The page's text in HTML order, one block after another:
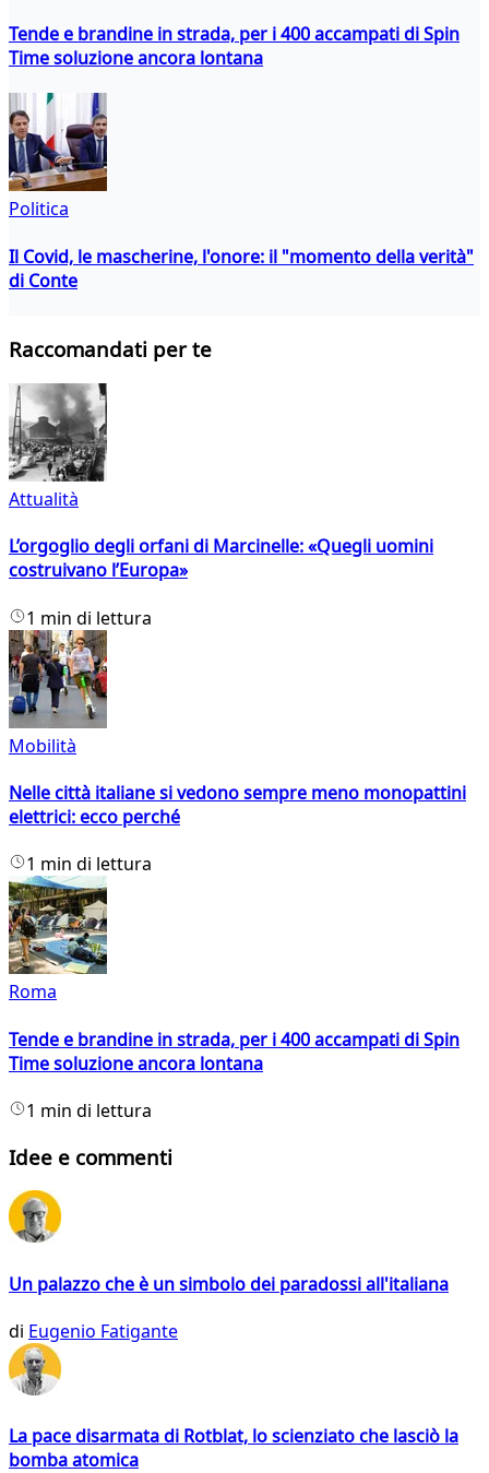
Tende e brandine in strada, per i 400 accampati di Spin
Time soluzione ancora lontana
Politica
Il Covid, le mascherine, l'onore: il "momento della verità"
di Conte
Raccomandati per te
Attualità
L’orgoglio degli orfani di Marcinelle: «Quegli uomini
costruivano l’Europa»
1 min di lettura
Mobilità
Nelle città italiane si vedono sempre meno monopattini
elettrici: ecco perché
1 min di lettura
Roma
Tende e brandine in strada, per i 400 accampati di Spin
Time soluzione ancora lontana
1 min di lettura
Idee e commenti
Un palazzo che è un simbolo dei paradossi all'italiana
di Eugenio Fatigante
La pace disarmata di Rotblat, lo scienziato che lasciò la
bomba atomica